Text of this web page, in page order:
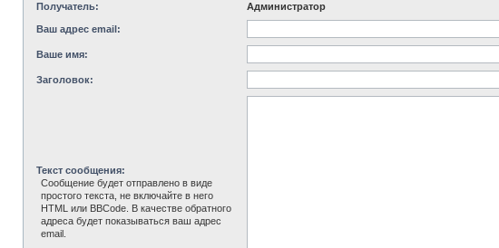
Получатель: Администратор
Ваш адрес email:
Ваше имя:
Заголовок:
Текст сообщения:
Сообщение будет отправлено в виде
простого текста, не включайте в него
HTML или BBCode. В качестве обратного
адреса будет показываться ваш адрес
email.